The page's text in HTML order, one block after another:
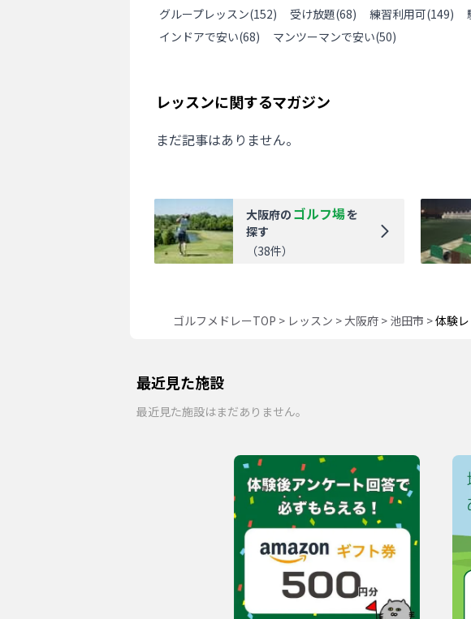
グループレッスン(152) 受け放題(68) 練習利用可(149)
インドアで安い(68) マンツーマンで安い(50)
レッスンに関するマガジン
まだ記事はありません。
大阪府の ゴルフ場を
探す
（38件）
ゴルフメドレーTOP > レッスン > 大阪府> 池田市 >体験
最近見た施設
最近見た施設はまだありません。